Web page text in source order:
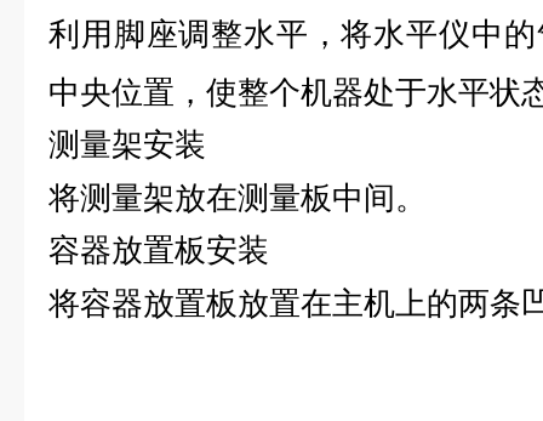
利用脚座调整水平，将水平仪中
中央位置，使整个机器处于水平状
测量架安装
将测量架放在测量板中间。
容器放置板安装
将容器放置板放置在主机上的两条